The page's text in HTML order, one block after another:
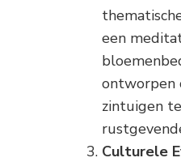
een
ontworpen
zintuigen
Culturele